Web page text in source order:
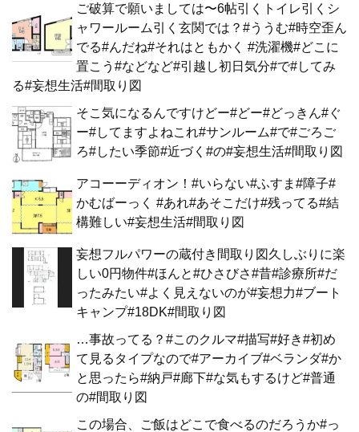
ご破算で願いましては〜6帖引くトイレ引くシ
ャワールーム引く玄関では？#ううむ#時空歪ん
でる#んだね#それはともかく #洗濯機#どこに
置こう#などなど#引越し初日気分#で#してみ
る#妄想生活#間取り図
そこ気になるんですけどー#どー#どっきん#ぐ
ー#してますよねこれ#サンルーム#で#ごろご
ろ#したい季節#近づく#の#妄想生活#間取り図
アコーーディオン！#いらない#ふすま#障子#
かむばーっく #あれ#あそこだけ#残ってる#結
構難しい#妄想生活#間取り図
妄想フルパワーの蔵付き間取り図久しぶりに楽
しい0円物件#ほんと#ひさびさ#昔#診療所#だ
ったみたい#よく見えないのが#妄想力#ブート
キャンプ#18DK#間取り図
…事故ってる？#このクルマ#描写#好き#初め
て見るタイプなので#アーカイブ#ベランダ#か
と思ったら#納戸#廊下#な気もするけど#普通
の#間取り図
この場合、ご飯はどこで食べるのだろうか#っ